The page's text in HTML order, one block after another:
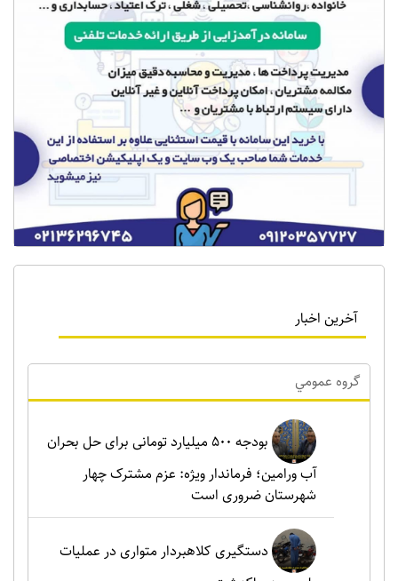
آخرین اخبار
گروه عمومي
بودجه ۵۰۰ میلیارد تومانی برای حل بحران
آب ورامین؛ فرماندار ویژه: عزم مشترک چهار
شهرستان ضروری است
دستگیری کلاهبردار متواری در عملیات